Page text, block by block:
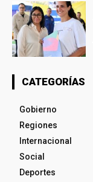
CATEGORÍAS
Gobierno
Regiones
Internacional
Social
Deportes